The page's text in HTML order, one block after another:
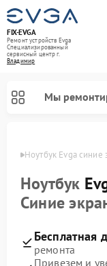
FIX-EVGA
Ремонт устройств Evga
Специализированный
cервисный центр г.
Владимир
Мы
Ноутбук Evga синие
Ноутбук
Синие
Бесплатная
ремонта
Привезем и